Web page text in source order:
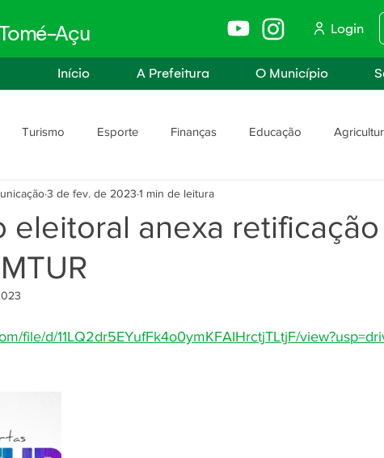
Açu Login
Início A Prefeitura O Município
Turismo Esporte Finanças Educação
Assistência Social e Trabalho
Segurança Pública
eleitoral anexa
3 de fev. de 2023 1 min de leitura
file/d/11LQ2dr5EYufFk4o0ymKFAIHrctjTLtjF/